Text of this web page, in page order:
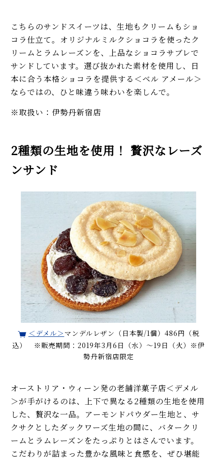
こちらのサンドスイーツは、生地もクリームもショ
コラ仕立て。オリジナルミルクショコラを使ったク
リームとラムレーズンを、上品なショコラサブレで
サンドしています。選び抜かれた素材を使用し、日
本に合う本格ショコラを提供する＜ベル アメール＞
ならではの、ひと味違う味わいを楽しんで。
※取扱い：伊勢丹新宿店
2種類の生地を使用！ 贅沢なレーズ
ンサンド
＜デメル＞ マンデルレザン（日本製/1個）486円（税
込） ※販売期間：2019年3月6日（水）〜19日（火）※伊
勢丹新宿店限定
オーストリア・ウィーン発の老舗洋菓子店＜デメル
＞が手がけるのは、上下で異なる2種類の生地を使用
した、贅沢な一品。アーモンドパウダー生地と、サ
クサクとしたダックワーズ生地の間に、バタークリ
ームとラムレーズンをたっぷりとはさんでいます。
こだわりが詰まった豊かな風味と食感を、ぜひ堪能